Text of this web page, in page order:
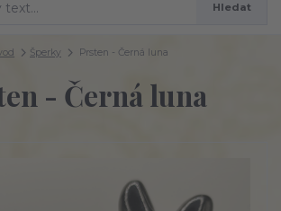
Hledat
Šperky Prsten - Černá luna
- Černá luna